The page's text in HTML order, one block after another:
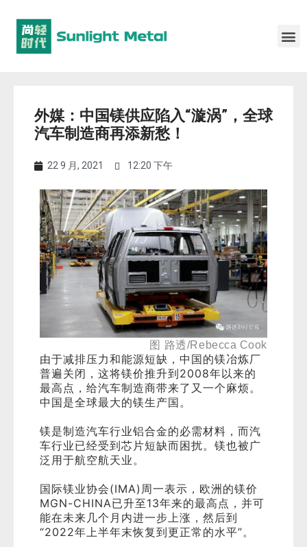
外媒：中国镁供应陷入“漩涡”，全球
汽车制造商再添新愁！
22 9 月, 2021 12:20 下午
图 路透/Rebecca Cook
由于减排压力和能源短缺，中国的镁冶炼厂
普遍关闭，这将镁价推升到2008年以来的
最高点，给汽车制造商带来了又一个麻烦。
中国是全球最大的镁生产国。
镁是制造汽车行业铝合金的必需材料，而汽
车行业已经受到芯片短缺而困扰。镁也被广
泛用于航空航天业。
国际镁业协会(IMA)周一表示，欧洲的镁价
MGN-CHINA已升至13年来的最高点，并可
能在未来几个月内进一步上涨，然后到
“2022年上半年末恢复到更正常的水平”。